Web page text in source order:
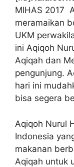
MIHAS 2017
meramaikan
UKM
ini Aqiqoh
Aqiqah dan
pengunjung.
hari ini
bisa segera
Aqiqoh Nurul
Indonesia
makanan
Aqiqah untuk